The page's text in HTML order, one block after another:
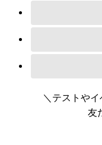
＼テストや
友